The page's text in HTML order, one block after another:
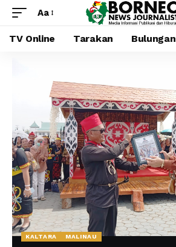
Aa
TV Online Tarakan Bulungan
KALTARA MALINAU